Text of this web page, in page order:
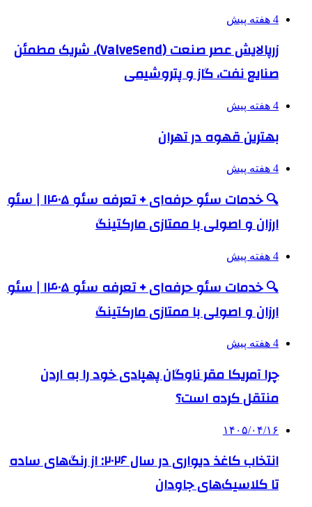
4 هفته پیش
زرپالایش عصر صنعت (ValveSend)، شریک مطمئن
صنایع نفت، گاز و پتروشیمی
4 هفته پیش
بهترین قهوه در تهران
4 هفته پیش
🔍 خدمات سئو حرفه‌ای + تعرفه سئو ۱۴۰۵ | سئو
ارزان و اصولی با ممتازی مارکتینگ
4 هفته پیش
🔍 خدمات سئو حرفه‌ای + تعرفه سئو ۱۴۰۵ | سئو
ارزان و اصولی با ممتازی مارکتینگ
4 هفته پیش
چرا آمریکا مقر ناوگان پهپادی خود را به اردن
منتقل کرده است؟
۱۴۰۵/۰۴/۱۶
انتخاب کاغذ دیواری در سال ۲۰۲۶: از رنگ‌های ساده
تا کلاسیک‌های جاودان